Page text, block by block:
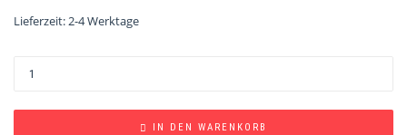
Lieferzeit:2-4 Werktage
IN DEN WARENKORB